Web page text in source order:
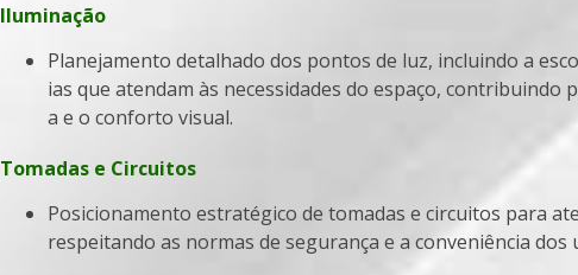
Iluminação
Planejamento detalhado dos pontos de luz, incluindo a escolha de lâmpadas e luminár
ias que atendam às necessidades do espaço, contribuindo
a e o conforto visual.
Tomadas e Circuitos
Posicionamento estratégico de tomadas e circuitos para atender às demandas de uso,
respeitando as normas de segurança e a conveniência dos